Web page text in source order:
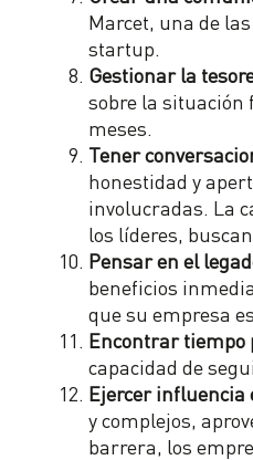
Marcet, una de
startup.
Gestionar la
sobre la situación
meses.
Tener
honestidad y
involucradas. La
los líderes,
Pensar en el
beneficios
que su empresa
Encontrar tiempo
capacidad de
Ejercer influencia
y complejos,
barrera, los